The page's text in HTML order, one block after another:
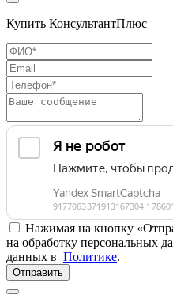
Купить КонсультантПлюс
Нажимая на кнопку
на обработку персональных
данных в Политике.
Отправить